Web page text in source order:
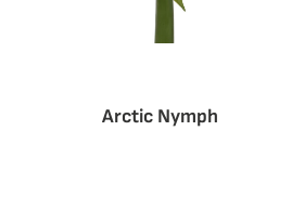
Arctic Nymph